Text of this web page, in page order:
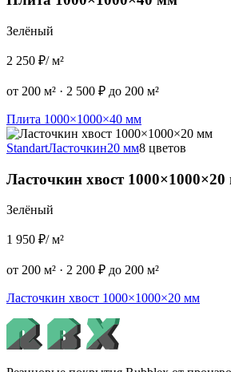
Зелёный
2 250 ₽/ м²
от 200 м² · 2 500 ₽ до 200 м²
Плита 1000×1000×40 мм
StandartЛасточкин20 мм8 цветов
Ласточкин хвост
Зелёный
1 950 ₽/ м²
от 200 м² · 2 200 ₽ до 200 м²
Ласточкин хвост 1000×1000×20 мм